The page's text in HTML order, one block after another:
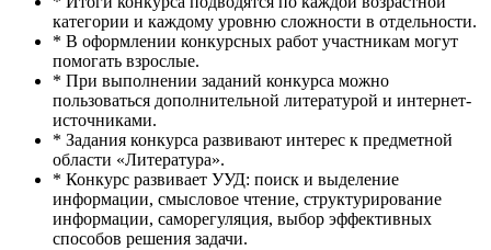
категории и каждому уровню сложности в отдельности.
* В оформлении конкурсных работ участникам могут
помогать взрослые.
* При выполнении заданий конкурса можно
пользоваться дополнительной литературой и интернет-
источниками.
* Задания конкурса развивают интерес к предметной
области «Литература».
* Конкурс развивает УУД: поиск и выделение
информации, смысловое чтение, структурирование
информации, саморегуляция, выбор эффективных
способов решения задачи.